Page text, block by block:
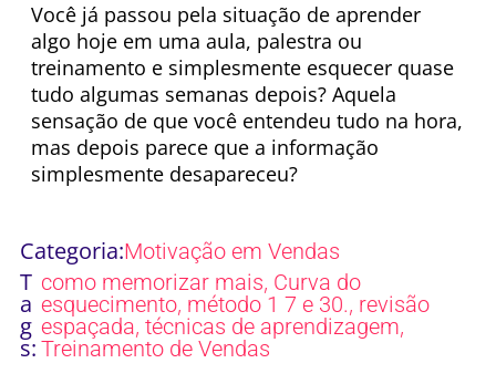
Você já passou pela situação de aprender
algo hoje em uma aula, palestra ou
treinamento e simplesmente esquecer quase
tudo algumas semanas depois? Aquela
sensação de que você entendeu tudo na hora,
mas depois parece que a informação
simplesmente desapareceu?
Categoria:Motivação em Vendas
T
a
g
s:
como memorizar mais, Curva do
esquecimento, método 1 7 e 30., revisão
espaçada,técnicas de aprendizagem,
Treinamento de Vendas